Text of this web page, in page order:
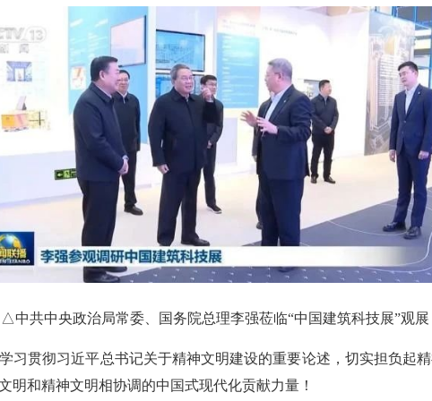
中央政治局常委、国务院总理李强莅临“中国建筑科技展”观展
彻习近平总书记关于精神文明建设的重要论述，切实担负起精
明和精神文明相协调的中国式现代化贡献力量！